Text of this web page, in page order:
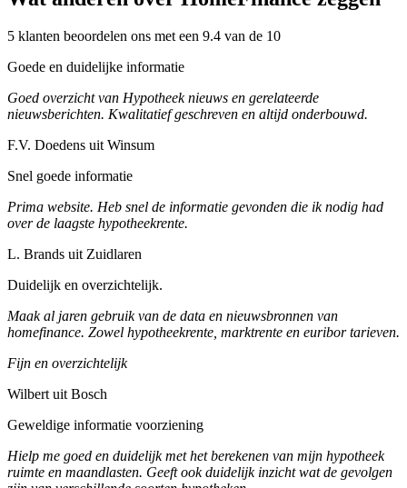
5 klanten beoordelen ons met een 9.4 van de 10
Goede en duidelijke informatie
Goed overzicht van Hypotheek nieuws en gerelateerde
nieuwsberichten. Kwalitatief geschreven en altijd onderbouwd.
F.V. Doedens uit Winsum
Snel goede informatie
Prima website. Heb snel de informatie gevonden die ik nodig had
over de laagste hypotheekrente.
L. Brands uit Zuidlaren
Duidelijk en overzichtelijk.
Maak al jaren gebruik van de data en nieuwsbronnen van
homefinance. Zowel hypotheekrente, marktrente en euribor tarieven.
Fijn en overzichtelijk
Wilbert uit Bosch
Geweldige informatie voorziening
Hielp me goed en duidelijk met het berekenen van mijn hypotheek
ruimte en maandlasten. Geeft ook duidelijk inzicht wat de gevolgen